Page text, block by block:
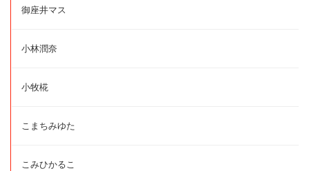
御座井マス
小林潤奈
小牧椛
こまちみゆた
こみひかるこ